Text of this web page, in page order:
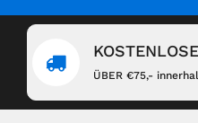
ÜBER €75,-